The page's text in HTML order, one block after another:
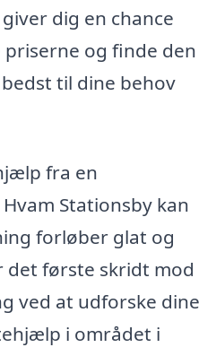
dig en chance
og finde den
til dine behov
fra en
Stationsby kan
forløber glat og
det første skridt mod
ved at udforske dine
i området i